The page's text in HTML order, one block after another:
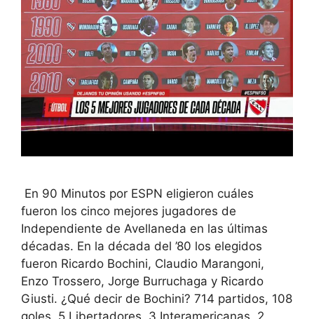
En 90 Minutos por ESPN eligieron cuáles
fueron los cinco mejores jugadores de
Independiente de Avellaneda en las últimas
décadas. En la década del ’80 los elegidos
fueron Ricardo Bochini, Claudio Marangoni,
Enzo Trossero, Jorge Burruchaga y Ricardo
Giusti. ¿Qué decir de Bochini? 714 partidos, 108
goles, 5 Libertadores, 3 Interamericanas, 2